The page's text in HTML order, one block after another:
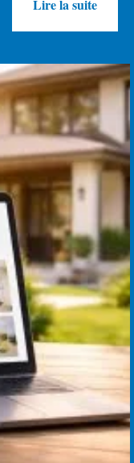
Lire la suite